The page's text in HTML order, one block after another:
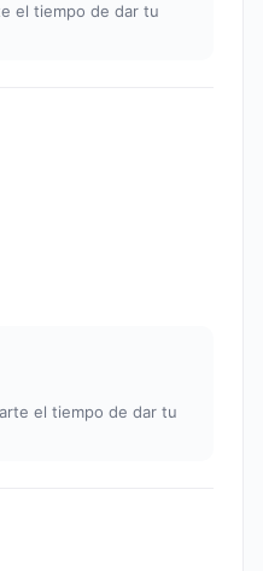
el tiempo de dar tu
el tiempo de dar tu